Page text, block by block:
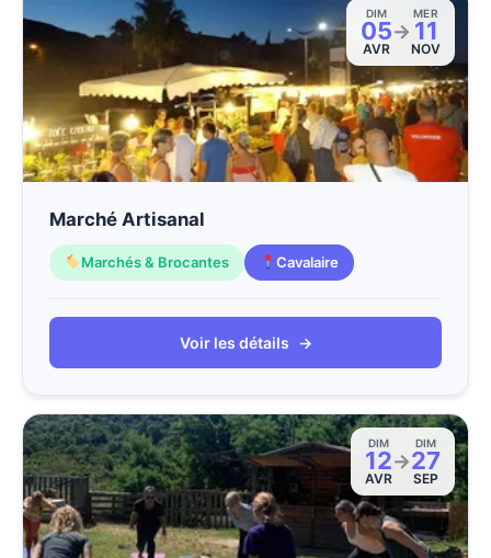
DIM
05
AVR
→
MER
11
NOV
Marché Artisanal
Marchés & Brocantes Cavalaire
Voir les détails →
DIM
12
AVR
→
DIM
27
SEP